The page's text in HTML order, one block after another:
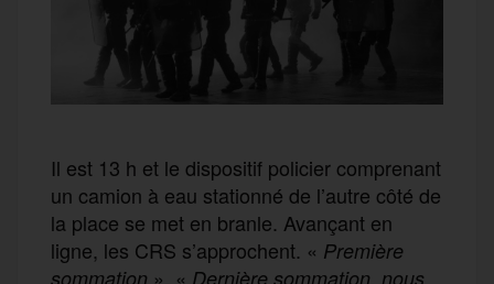
Il est 13 h et le dispositif policier comprenant
un camion à eau stationné de l’autre côté de
la place se met en branle. Avançant en
ligne, les CRS s’approchent. « Première
sommation ». « Dernière sommation, nous